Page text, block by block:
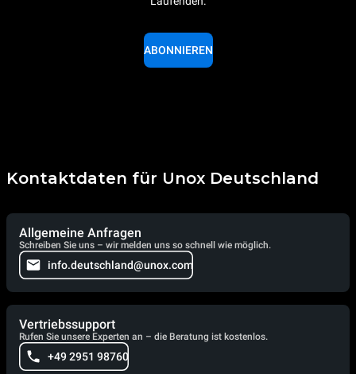
ABONNIEREN
Kontaktdaten für Unox Deutschland
Allgemeine Anfragen
Schreiben Sie uns – wir melden uns so schnell wie möglich.
info.deutschland@unox.com
Vertriebssupport
Rufen Sie unsere Experten an – die Beratung ist kostenlos.
+49 2951 98760